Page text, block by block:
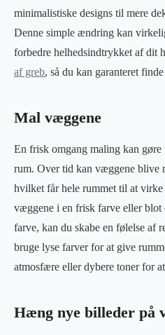
minimalistiske designs til mere
Denne simple ændring kan
forbedre helhedsindtrykket af dit
af greb, så du kan garanteret
Mal væggene
En frisk omgang maling kan
rum. Over tid kan væggene blive
hvilket får hele rummet til at
væggene i en frisk farve eller blot
farve, kan du skabe en følelse af
bruge lyse farver for at give
atmosfære eller dybere toner for
Hæng nye billeder på